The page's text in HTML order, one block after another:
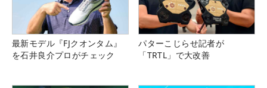
最新モデル『FJクオンタム』
を石井良介プロがチェック
パターこじらせ記者が
「TRTL」で大改善